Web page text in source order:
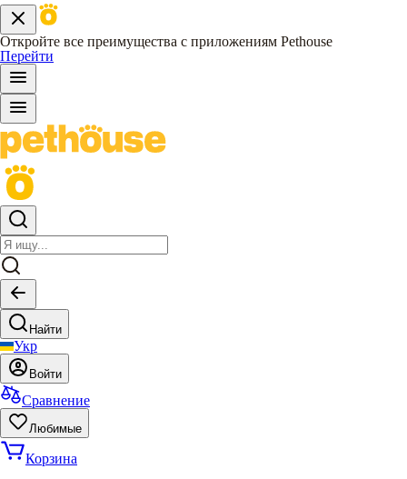
Откройте все преимущества с приложениям Pethouse
Перейти
Найти
Укр
Войти
Сравнение
Любимые
Корзина